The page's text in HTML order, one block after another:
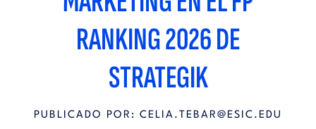
RANKING 2026 DE
STRATEGIK
PUBLICADO POR: CELIA.TEBAR@ESIC.EDU